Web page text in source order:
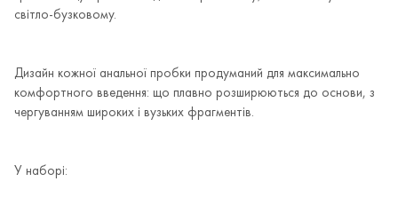
світло-бузковому.
Дизайн кожної анальної пробки продуманий для максимально
комфортного введення: що плавно розширюються до основи, з
чергуванням широких і вузьких фрагментів.
У наборі: